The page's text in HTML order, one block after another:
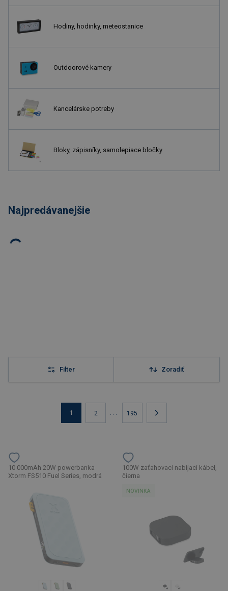
Hodiny, hodinky, meteostanice
Outdoorové kamery
Kancelárske potreby
Bloky, zápisníky, samolepiace bločky
Najpredávanejšie
Filter Zoradiť
1 2 ... 195
10 000mAh 20W powerbanka
Xtorm FS510 Fuel Series, modrá
100W zaťahovací nabíjací kábel,
čierna
NOVINKA